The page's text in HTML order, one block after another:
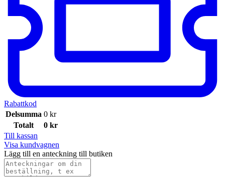
Rabattkod
Delsumma 0 kr
Totalt
0 kr
Till kassan
Visa kundvagnen
Lägg till en anteckning till butiken